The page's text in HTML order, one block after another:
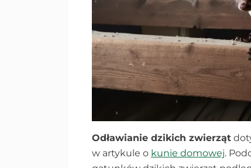
Odławianie dzikich zwierząt
w artykule o kunie domowej.